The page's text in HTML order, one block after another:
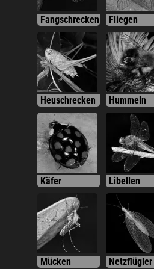
Fangschrecken Fliegen
Heuschrecken Hummeln
Käfer Libellen
Mücken Netzflügler